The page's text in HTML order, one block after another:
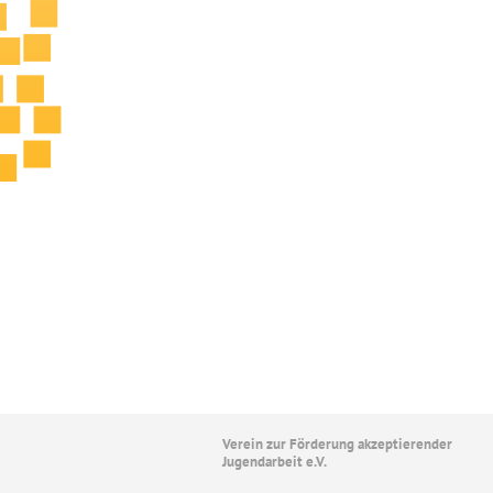
Verein zur Förderung akzeptierender
Jugendarbeit e.V.